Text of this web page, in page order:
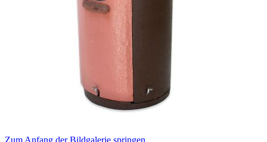
Zum Anfang der Bildgalerie springen